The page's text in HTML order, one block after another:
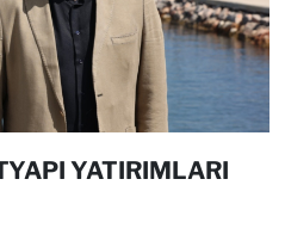
YATIRIMLARI